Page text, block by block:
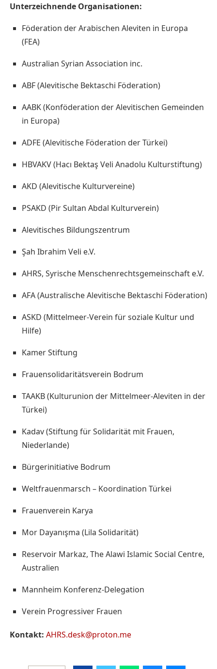
Unterzeichnende Organisationen:
Föderation der Arabischen Aleviten in Europa
(FEA)
Australian Syrian Association inc.
ABF (Alevitische Bektaschi Föderation)
AABK (Konföderation der Alevitischen Gemeinden
in Europa)
ADFE (Alevitische Föderation der Türkei)
HBVAKV (Hacı Bektaş Veli Anadolu Kulturstiftung)
AKD (Alevitische Kulturvereine)
PSAKD (Pir Sultan Abdal Kulturverein)
Alevitisches Bildungszentrum
Şah Ibrahim Veli e.V.
AHRS, Syrische Menschenrechtsgemeinschaft e.V.
AFA (Australische Alevitische Bektaschi Föderation)
ASKD (Mittelmeer-Verein für soziale Kultur und
Hilfe)
Kamer Stiftung
Frauensolidaritätsverein Bodrum
TAAKB (Kulturunion der Mittelmeer-Aleviten in der
Türkei)
Kadav (Stiftung für Solidarität mit Frauen,
Niederlande)
Bürgerinitiative Bodrum
Weltfrauenmarsch – Koordination Türkei
Frauenverein Karya
Mor Dayanışma (Lila Solidarität)
Reservoir Markaz, The Alawi Islamic Social Centre,
Australien
Mannheim Konferenz-Delegation
Verein Progressiver Frauen
Kontakt: AHRS.desk@proton.me